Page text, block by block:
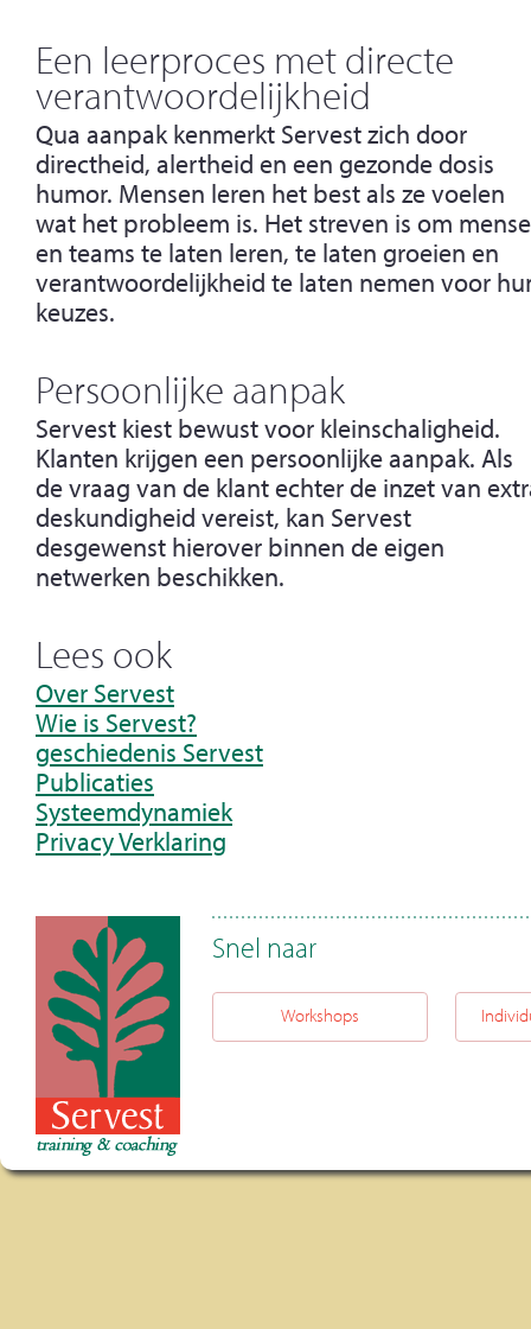
Een leerproces met directe
verantwoordelijkheid
Qua aanpak kenmerkt Servest zich door
directheid, alertheid en een gezonde dosis
humor. Mensen leren het best als ze voelen
wat het probleem is. Het streven is om
en teams te laten leren, te laten groeien en
verantwoordelijkheid te laten nemen voor
keuzes.
Persoonlijke aanpak
Servest kiest bewust voor kleinschaligheid.
Klanten krijgen een persoonlijke aanpak. Als
de vraag van de klant echter de inzet van
deskundigheid vereist, kan Servest
desgewenst hierover binnen de eigen
netwerken beschikken.
Lees ook
Over Servest
Wie is Servest?
geschiedenis Servest
Publicaties
Systeemdynamiek
Privacy Verklaring
Snel naar
Workshops